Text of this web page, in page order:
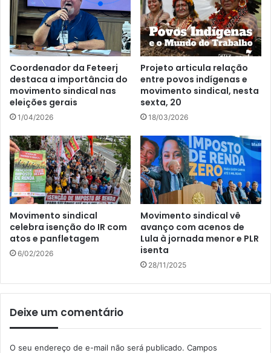
Coordenador da Feteerj
destaca a importância do
movimento sindical nas
eleições gerais
1/04/2026
Projeto articula relação
entre povos indígenas e
movimento sindical, nesta
sexta, 20
18/03/2026
Movimento sindical
celebra isenção do IR com
atos e panfletagem
6/02/2026
Movimento sindical vê
avanço com acenos de
Lula à jornada menor e PLR
isenta
28/11/2025
Deixe um comentário
O seu endereço de e-mail não será publicado. Campos